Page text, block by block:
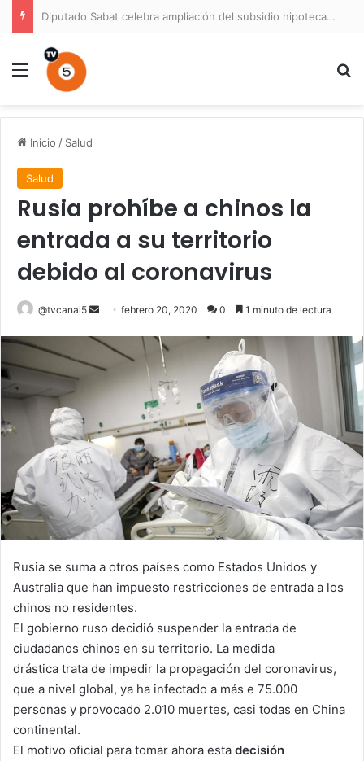
Diputado Sabat celebra ampliación del subsidio hipotecario con viviendas de hasta 6.000 UF
Menú
Inicio / Salud
Salud
Rusia prohíbe a chinos la
entrada a su territorio
debido al coronavirus
@tvcanal5
Send
email
febrero 20, 2020 0 1 minuto de lectura
Rusia se suma a otros países como Estados Unidos y
Australia que han impuesto restricciones de entrada a los
chinos no residentes.
El gobierno ruso decidió suspender la entrada de
ciudadanos chinos en su territorio. La medida
drástica trata de impedir la propagación del coronavirus,
que a nivel global, ya ha infectado a más e 75.000
personas y provocado 2.010 muertes, casi todas en China
continental.
El motivo oficial para tomar ahora esta decisión